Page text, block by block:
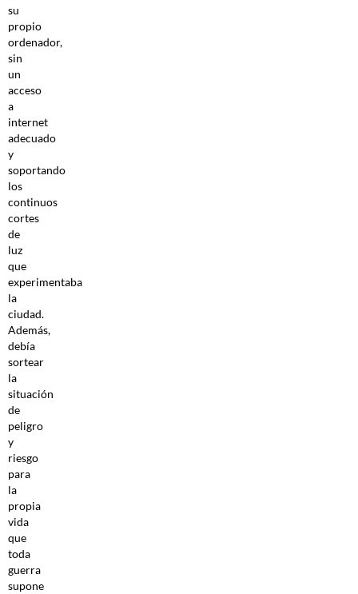
su
propio
ordenador,
sin
un
acceso
a
internet
adecuado
y
soportando
los
continuos
cortes
de
luz
que
experimentaba
la
ciudad.
Además,
debía
sortear
la
situación
de
peligro
y
riesgo
para
la
propia
vida
que
toda
guerra
supone